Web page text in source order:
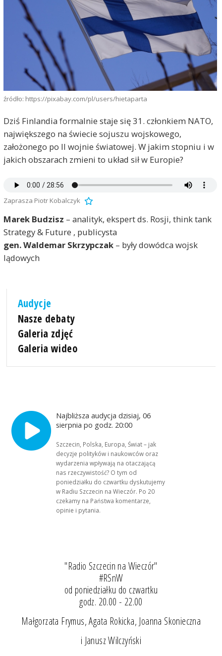
źródło: https://pixabay.com/pl/users/hietaparta
Dziś Finlandia formalnie staje się 31. członkiem NATO,
największego na świecie sojuszu wojskowego,
założonego po II wojnie światowej. W jakim stopniu i w
jakich obszarach zmieni to układ sił w Europie?
Zaprasza Piotr Kobalczyk
Marek Budzisz – analityk, ekspert ds. Rosji, think tank
Strategy & Future , publicysta
gen. Waldemar Skrzypczak– były dowódca wojsk
lądowych
Audycje
Nasze debaty
Galeria zdjęć
Galeria wideo
Najbliższa audycja dzisiaj, 06
sierpnia po godz. 20:00
Szczecin, Polska, Europa, Świat – jak
decyzje polityków i naukowców oraz
wydarzenia wpływają na otaczającą
nas rzeczywistość? O tym od
poniedziałku do czwartku dyskutujemy
w Radiu Szczecin na Wieczór. Po 20
czekamy na Państwa komentarze,
opinie i pytania.
"Radio Szczecin na Wieczór"
#RSnW
od poniedziałku do czwartku
godz. 20.00 - 22.00
Małgorzata Frymus, Agata Rokicka, Joanna Skonieczna
i Janusz Wilczyński